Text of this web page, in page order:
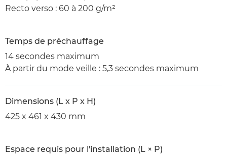
Recto verso : 60 à 200 g/m²
Temps de préchauffage
14 secondes maximum
À partir du mode veille : 5,3 secondes maximum
Dimensions (L x P x H)
425 x 461 x 430 mm
Espace requis pour l'installation (L × P)